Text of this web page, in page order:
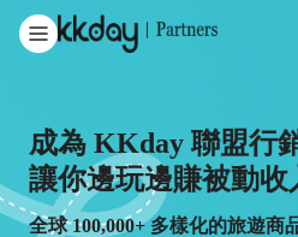
成為 KKday 聯盟行
讓你邊玩邊賺被動收
全球 100,000+ 多樣化的旅遊商